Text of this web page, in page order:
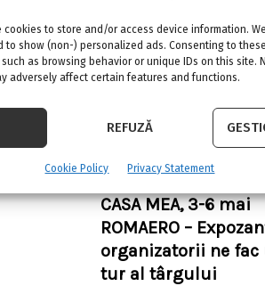
to store and/or access device information.
to show (non-) personalized ads. Consenting to
as browsing behavior or unique IDs on this site.
adversely affect certain features and functions.
REFUZĂ
Cookie Policy Privacy Statement
Ediţie specială! EXPO
CASA MEA, 3-6 mai
ROMAERO –
organizatorii ne fac
tur al târgului